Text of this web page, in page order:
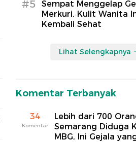
#5
Sempat Menggelap
Merkuri, Kulit Wanita
Kembali Sehat
Lihat Selengkapnya
Komentar Terbanyak
34
Komentar
Lebih dari 700
Semarang Diduga
MBG, Ini Gejala